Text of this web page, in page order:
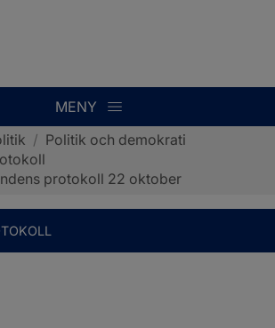
MENY
/ Politik och demokrati
protokoll 22 oktober